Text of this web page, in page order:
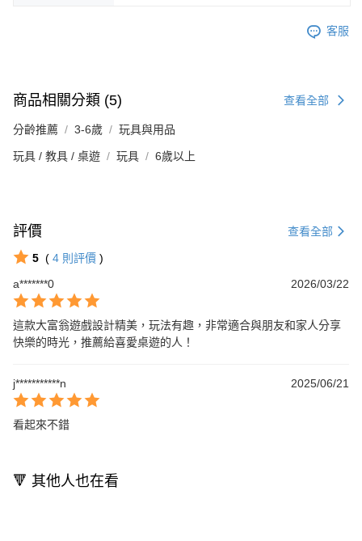
客服
商品相關分類 (5) 查看全部
分齡推薦 3-6歲 玩具與用品
玩具 / 教具 / 桌遊 玩具 6歲以上
評價 查看全部
5 ( 4 則評價 )
a*******0
2026/03/22
這款大富翁遊戲設計精美，玩法有趣，非常適合與朋友和家人分享
快樂的時光，推薦給喜愛桌遊的人！
j***********n 2025/06/21
看起來不錯
🔻 其他人也在看